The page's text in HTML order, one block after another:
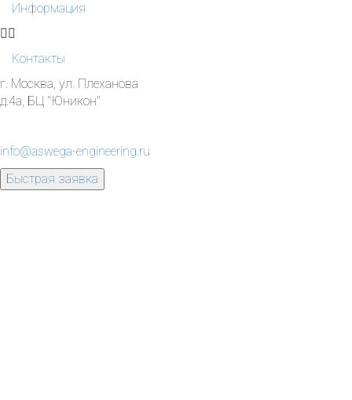
Информация
Контакты
г. Москва, ул. Плеханова
д.4а, БЦ "Юникон"
info@aswega-engineering.ru
Быстрая заявка